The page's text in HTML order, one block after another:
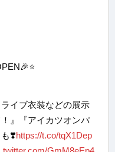
イブ衣装などの展示
』『アイカツオンパ
❣️https://t.co/tqX1Dep